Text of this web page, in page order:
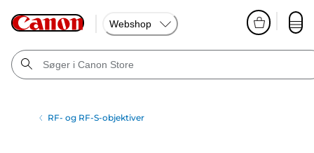
Webshop
RF- og RF-S-objektiver